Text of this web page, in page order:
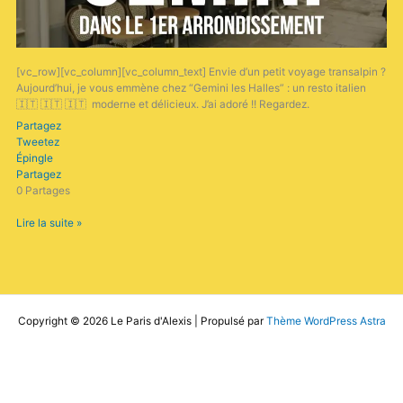
[vc_row][vc_column][vc_column_text] Envie d’un petit voyage transalpin ?
Aujourd’hui, je vous emmène chez “Gemini les Halles” : un resto italien
🇮🇹 🇮🇹 🇮🇹 moderne et délicieux. J’ai adoré !! Regardez.
Partagez
Tweetez
Épingle
Partagez
0 Partages
Lire la suite »
Copyright © 2026 Le Paris d'Alexis | Propulsé par Thème WordPress Astra